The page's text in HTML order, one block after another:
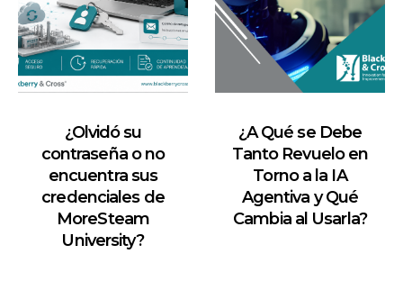
¿Olvidó su
contraseña o no
encuentra sus
credenciales de
MoreSteam
University?
¿A Qué se Debe
Tanto Revuelo en
Torno a la IA
Agentiva y Qué
Cambia al Usarla?